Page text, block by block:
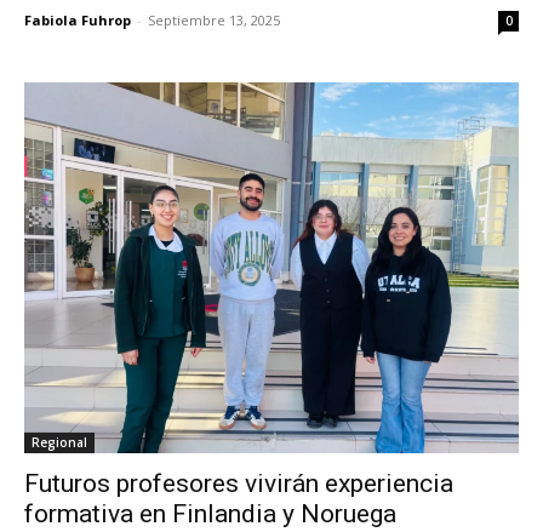
Fabiola Fuhrop - Septiembre 13, 2025 0
Regional
Futuros profesores vivirán experiencia
formativa en Finlandia y Noruega